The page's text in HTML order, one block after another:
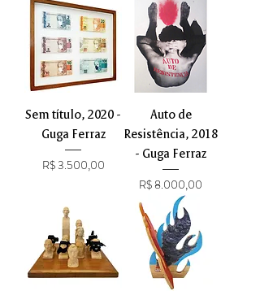
Sem título, 2020 -
Guga Ferraz
Preço
R$ 3.500,00
Auto de
Resistência, 2018
- Guga Ferraz
Preço
R$ 8.000,00